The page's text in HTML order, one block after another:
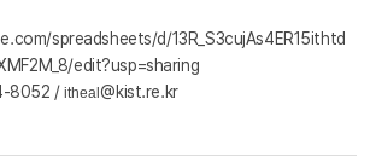
spreadsheets/d/13R_S3cujAs4ER15ithtd
edit?usp=sharing
8052 /itheal@kist.re.kr